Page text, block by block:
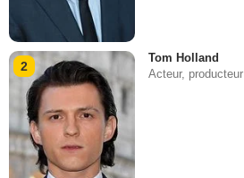
2
Tom Holland
Acteur, producteur